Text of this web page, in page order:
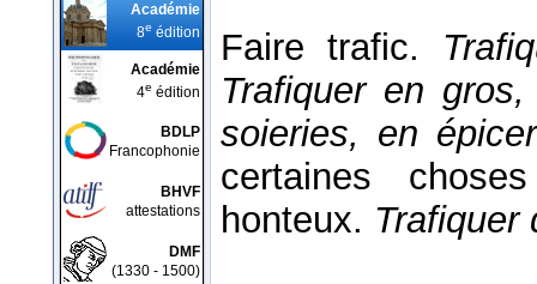
Académie
8e édition
Académie
4e édition
BDLP
Francophonie
BHVF
attestations
DMF
(1330 - 1500)
Faire trafic.
Trafiquer en
soieries, en
certaines
honteux. Trafiquer